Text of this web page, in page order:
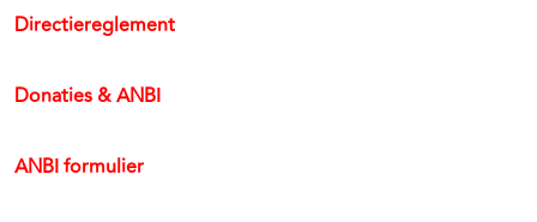
Directiereglement
Donaties & ANBI
ANBI formulier